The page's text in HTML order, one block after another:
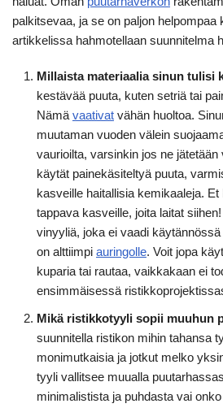
palkitsevaa, ja se on paljon helpompaa
artikkelissa hahmotellaan suunnitelma
Millaista materiaalia sinun tulisi
kestävää puuta, kuten setriä tai
Nämä vaativat vähän huoltoa.
muutaman vuoden välein
vaurioilta, varsinkin jos ne
käytät painekäsiteltyä puuta,
kasveille haitallisia kemikaaleja.
tappava kasveille, joita laitat
vinyyliä, joka ei vaadi
on alttiimpi auringolle. Voit jopa
kuparia tai rautaa, vaikkakaan ei
ensimmäisessä
Mikä ristikkotyyli sopii muuhun
suunnitella ristikon mihin tahansa
monimutkaisia ja jotkut melko
tyyli vallitsee muualla
minimalistista ja puhdasta vai